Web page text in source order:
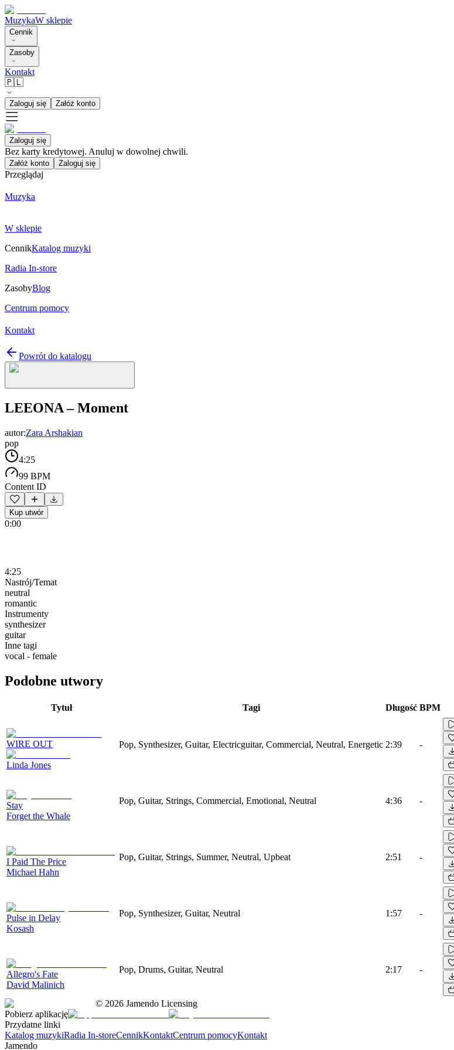
MuzykaW sklepie
Cennik
Zasoby
Kontakt
🇵🇱
Zaloguj się Załóż konto
Zaloguj się
Bez karty kredytowej. Anuluj w dowolnej chwili.
Załóż konto Zaloguj się
Przeglądaj
Muzyka
W sklepie
CennikKatalog muzyki
Radia In-store
ZasobyBlog
Centrum pomocy
Kontakt
Powrót do katalogu
LEEONA – Moment
autor:Zara Arshakian
pop
4:25
99 BPM
Content ID
Kup utwór
0:00
4:25
Nastrój/Temat
neutral
romantic
Instrumenty
synthesizer
guitar
Inne tagi
vocal - female
Podobne utwory
Tytuł Tagi Długość BPM
WIRE OUT
Linda Jones
Pop, Synthesizer, Guitar, Electricguitar, Commercial, Neutral, Energetic 2:39 -
Stay
Forget the Whale
Pop, Guitar, Strings, Commercial, Emotional, Neutral 4:36 -
I Paid The Price
Michael Hahn
Pop, Guitar, Strings, Summer, Neutral, Upbeat 2:51 -
Pulse in Delay
Kosash
Pop, Synthesizer, Guitar, Neutral 1:57 -
Allegro's Fate
David Malinich
Pop, Drums, Guitar, Neutral 2:17 -
© 2026 Jamendo Licensing
Pobierz aplikację
Przydatne linki
Katalog muzykiRadia In-storeCennikKontaktCentrum pomocyKontakt
Jamendo